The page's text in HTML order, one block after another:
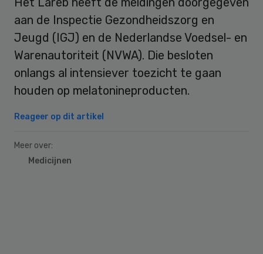
aan de Inspectie Gezondheidszorg en
Jeugd (IGJ) en de Nederlandse Voedsel- en
Warenautoriteit (NVWA). Die besloten
onlangs al intensiever toezicht te gaan
houden op melatonineproducten.
Reageer op dit artikel
Meer over:
Medicijnen